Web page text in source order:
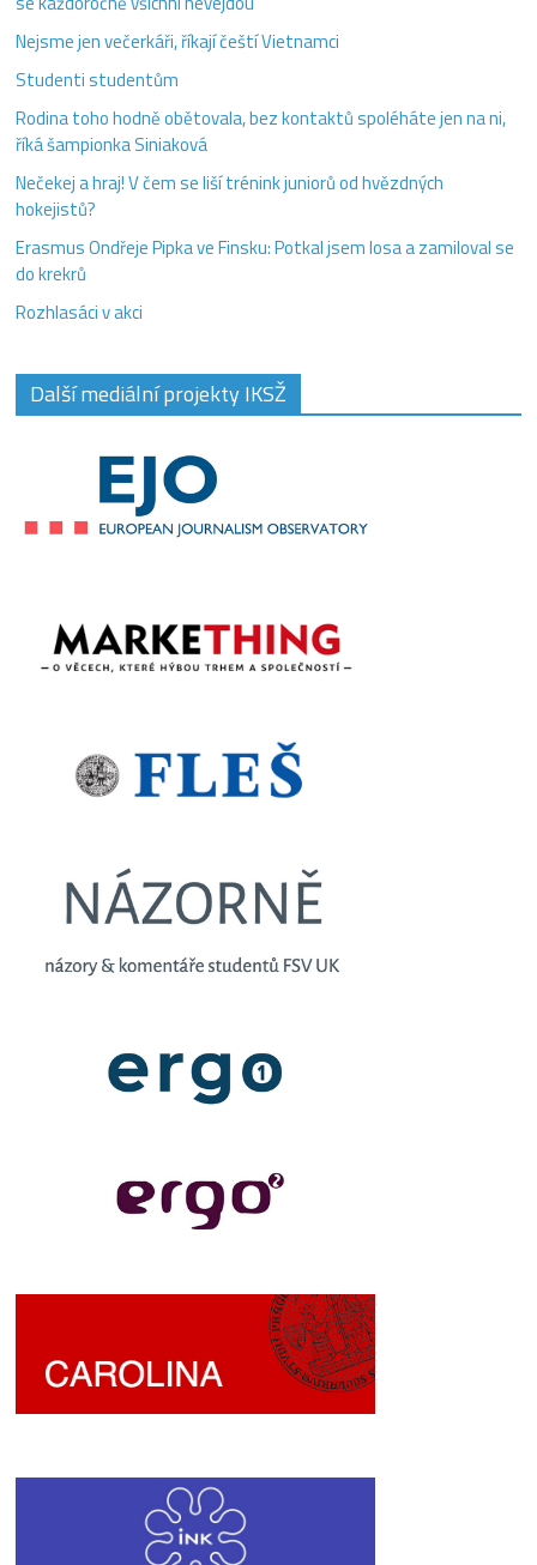
Nejsme jen večerkáři, říkají čeští Vietnamci
Studenti studentům
Rodina toho hodně obětovala, bez kontaktů spoléháte jen na ni,
říká šampionka Siniaková
Nečekej a hraj! V čem se liší trénink juniorů od hvězdných
hokejistů?
Erasmus Ondřeje Pipka ve Finsku: Potkal jsem losa a zamiloval se
do krekrů
Rozhlasáci v akci
Další mediální projekty IKSŽ